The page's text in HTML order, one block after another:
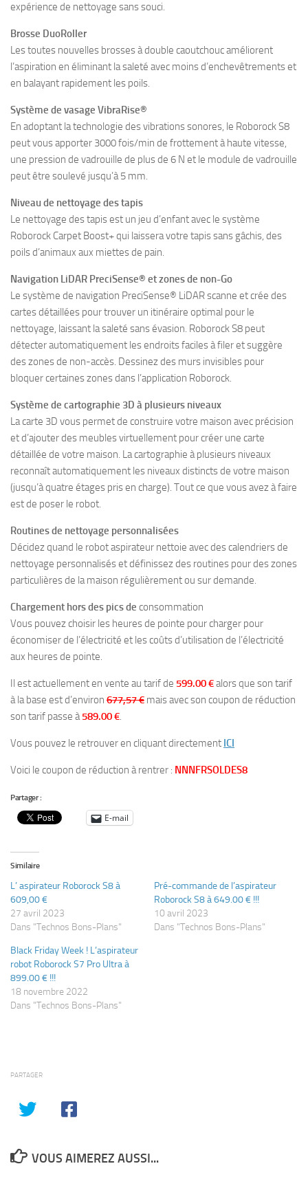
expérience de nettoyage sans souci.
Brosse DuoRoller
Les toutes nouvelles brosses à double caoutchouc améliorent
l’aspiration en éliminant la saleté avec moins d’enchevêtrements et
en balayant rapidement les poils.
Système de vasage VibraRise®
En adoptant la technologie des vibrations sonores, le Roborock S8
peut vous apporter 3000 fois/min de frottement à haute vitesse,
une pression de vadrouille de plus de 6 N et le module de vadrouille
peut être soulevé jusqu’à 5 mm.
Niveau de nettoyage des tapis
Le nettoyage des tapis est un jeu d’enfant avec le système
Roborock Carpet Boost+ qui laissera votre tapis sans gâchis, des
poils d’animaux aux miettes de pain.
Navigation LiDAR PreciSense® et zones de non-Go
Le système de navigation PreciSense® LiDAR scanne et crée des
cartes détaillées pour trouver un itinéraire optimal pour le
nettoyage, laissant la saleté sans évasion. Roborock S8 peut
détecter automatiquement les endroits faciles à filer et suggère
des zones de non-accès. Dessinez des murs invisibles pour
bloquer certaines zones dans l’application Roborock.
Système de cartographie 3D à plusieurs niveaux
La carte 3D vous permet de construire votre maison avec précision
et d’ajouter des meubles virtuellement pour créer une carte
détaillée de votre maison. La cartographie à plusieurs niveaux
reconnaît automatiquement les niveaux distincts de votre maison
(jusqu’à quatre étages pris en charge). Tout ce que vous avez à faire
est de poser le robot.
Routines de nettoyage personnalisées
Décidez quand le robot aspirateur nettoie avec des calendriers de
nettoyage personnalisés et définissez des routines pour des zones
particulières de la maison régulièrement ou sur demande.
Chargement hors des pics de consommation
Vous pouvez choisir les heures de pointe pour charger pour
économiser de l’électricité et les coûts d’utilisation de l’électricité
aux heures de pointe.
Il est actuellement en vente au tarif de 599.00 €alors que son tarif
à la base est d’environ 677,57 € mais avec son coupon de réduction
son tarif passe à 589.00 €.
Vous pouvez le retrouver en cliquant directement ICI
Voici le coupon de réduction à rentrer : NNNFRSOLDES8
Partager :
E-mail
Similaire
L’ aspirateur Roborock S8 à
609,00 €
27 avril 2023
Dans "Technos Bons-Plans"
Pré-commande de l’aspirateur
Roborock S8 à 649.00 € !!!
10 avril 2023
Dans "Technos Bons-Plans"
Black Friday Week ! L’aspirateur
robot Roborock S7 Pro Ultra à
899.00 € !!!
18 novembre 2022
Dans "Technos Bons-Plans"
PARTAGER
VOUS AIMEREZ AUSSI...